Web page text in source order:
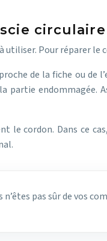
Pour réparer le
de la fiche ou
partie endommagée.
cordon. Dans ce
pas sûr de vos